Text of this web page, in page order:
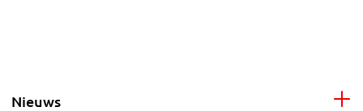
Nieuws